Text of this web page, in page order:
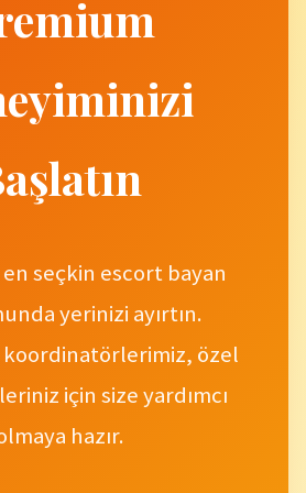
seçkin escort bayan
yerinizi ayırtın.
özel
için size yardımcı
hazır.